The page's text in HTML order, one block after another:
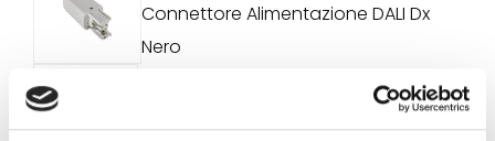
Connettore Alimentazione DALI Dx
Nero
Connettore Alimentazione DALI Sx